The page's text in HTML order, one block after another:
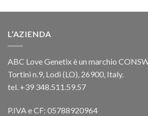
L’AZIENDA
ABC Love Genetix è un marchio
Tortini n.9, Lodi (LO), 26900, Italy.
tel. +39 348.511.59.57
P.IVA e CF: 05788920964